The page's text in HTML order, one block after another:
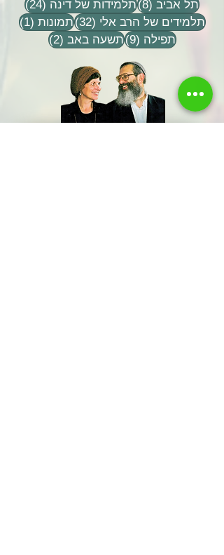
תל אביב (8) 8 פוסטיםתלמידות של דינה (24)
24 פוסטים
תלמידים של הרב אלי (32) 32 פוסטים
תמונות (1)
תפילה (9) 9 פוסטיםתשעה באב (2) 2 פוסטים